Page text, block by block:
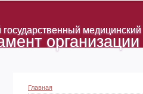
государственный
Главная